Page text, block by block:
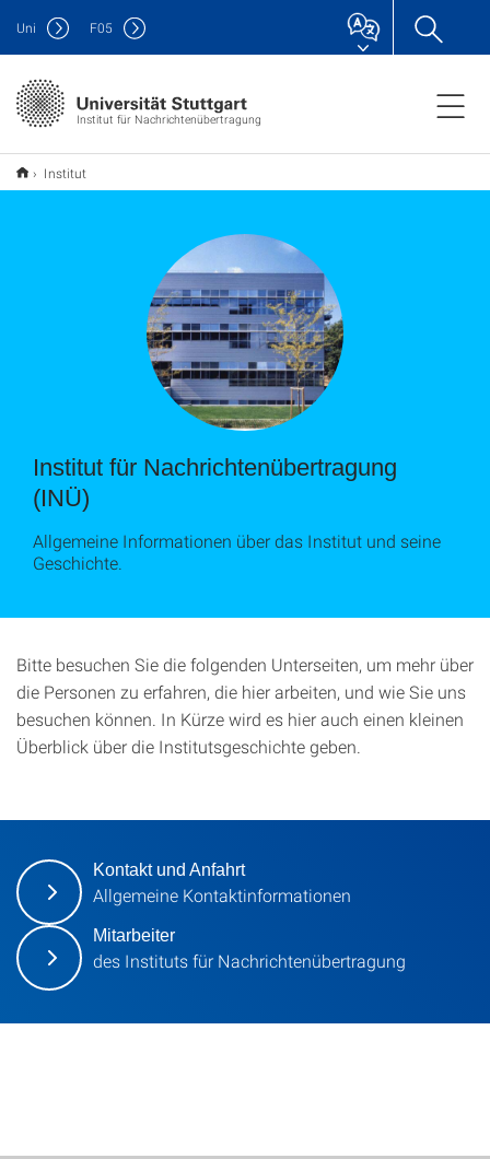
Institut für Nachrichtenübertragung
Uni F05
Institut
Institut für Nachrichtenübertragung
(INÜ)
Allgemeine Informationen über das Institut und seine
Geschichte.
Bitte besuchen Sie die folgenden Unterseiten, um mehr über
die Personen zu erfahren, die hier arbeiten, und wie Sie uns
besuchen können. In Kürze wird es hier auch einen kleinen
Überblick über die Institutsgeschichte geben.
Kontakt und Anfahrt
Allgemeine Kontaktinformationen
Mitarbeiter
des Instituts für Nachrichtenübertragung